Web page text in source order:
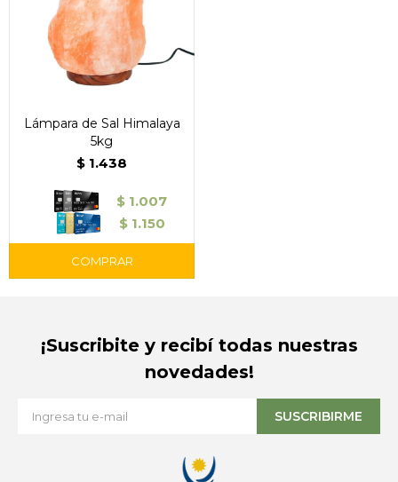
Lámpara de Sal Himalaya
5kg
$ 1.438
$ 1.007
$ 1.150
¡Suscribite y recibí todas nuestras
novedades!
SUSCRIBIRME